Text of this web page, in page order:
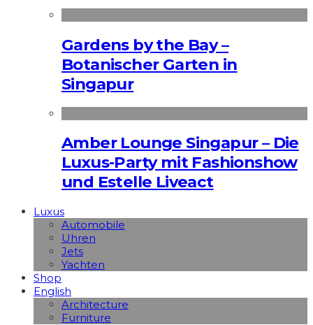
Gardens by the Bay –
Botanischer Garten in
Singapur
Amber Lounge Singapur – Die
Luxus-Party mit Fashionshow
und Estelle Liveact
Luxus
Automobile
Uhren
Jets
Yachten
Shop
English
Architecture
Furniture